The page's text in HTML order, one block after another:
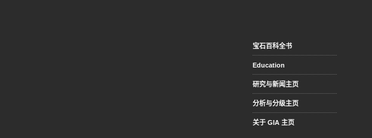
宝石百科全书
Education
研究与新闻主页
分析与分级主页
关于 GIA 主页